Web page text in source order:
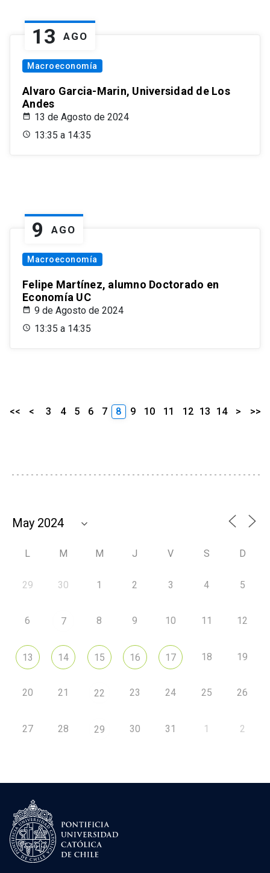
13 AGO
Macroeconomía
Alvaro Garcia-Marin, Universidad de Los
Andes
13 de Agosto de 2024
13:35 a 14:35
9 AGO
Macroeconomía
Felipe Martínez, alumno Doctorado en
Economía UC
9 de Agosto de 2024
13:35 a 14:35
<< < 3 4 5 6 7 8 9 10 11 12 13 14 > >>
L M M J V S D
29 30 1 2 3 4 5
6 7 8 9 10 11 12
13 14 15 16 17 18 19
20 21 22 23 24 25 26
27 28 29 30 31 1 2